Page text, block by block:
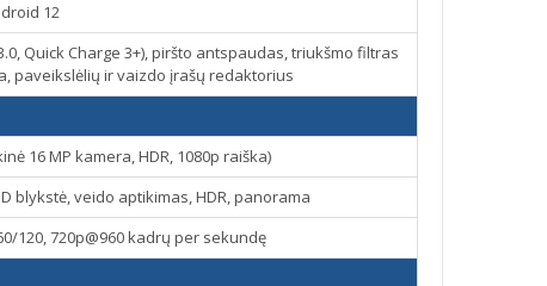
12
Quick Charge 3+), piršto antspaudas, triukšmo filtras
paveikslėlių ir vaizdo įrašų redaktorius
16 MP kamera, HDR, 1080p raiška)
blykstė, veido aptikimas, HDR, panorama
120, 720p@960 kadrų per sekundę